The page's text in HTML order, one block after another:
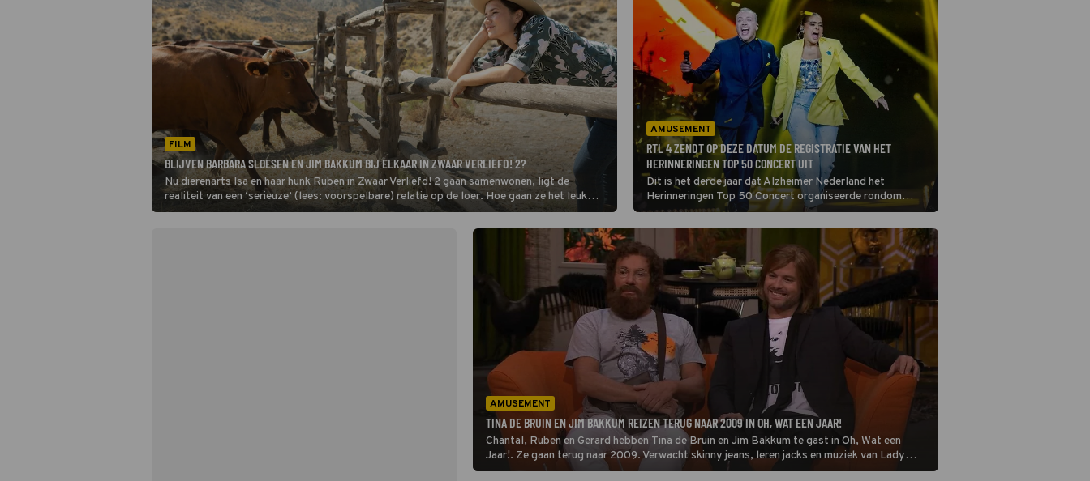
FILM
BLIJVEN BARBARA SLOESEN EN JIM BAKKUM BIJ ELKAAR IN ZWAAR VERLIEFD! 2?
Nu dierenarts Isa en haar hunk Ruben in Zwaar Verliefd! 2 gaan samenwonen, ligt de
realiteit van een ‘serieuze’ (lees: voorspelbare) relatie op de loer. Hoe gaan ze het leuk
houden?
AMUSEMENT
RTL 4 ZENDT OP DEZE DATUM DE REGISTRATIE VAN HET
HERINNERINGEN TOP 50 CONCERT UIT
Dit is het derde jaar dat Alzheimer Nederland het
Herinneringen Top 50 Concert organiseerde rondom
muziekherinneringen. In deze compilatie komen nieuwe
versies voorbij van bekende liedjes. Met Anouk, André
Hazes, Waylon en vele anderen.
AMUSEMENT
TINA DE BRUIN EN JIM BAKKUM REIZEN TERUG NAAR 2009 IN OH, WAT EEN JAAR!
Chantal, Ruben en Gerard hebben Tina de Bruin en Jim Bakkum te gast in Oh, Wat een
Jaar!. Ze gaan terug naar 2009. Verwacht skinny jeans, leren jacks en muziek van Lady
Gaga. En extra veel lol, want Chantal en Tina zijn dikke vriendinnen.